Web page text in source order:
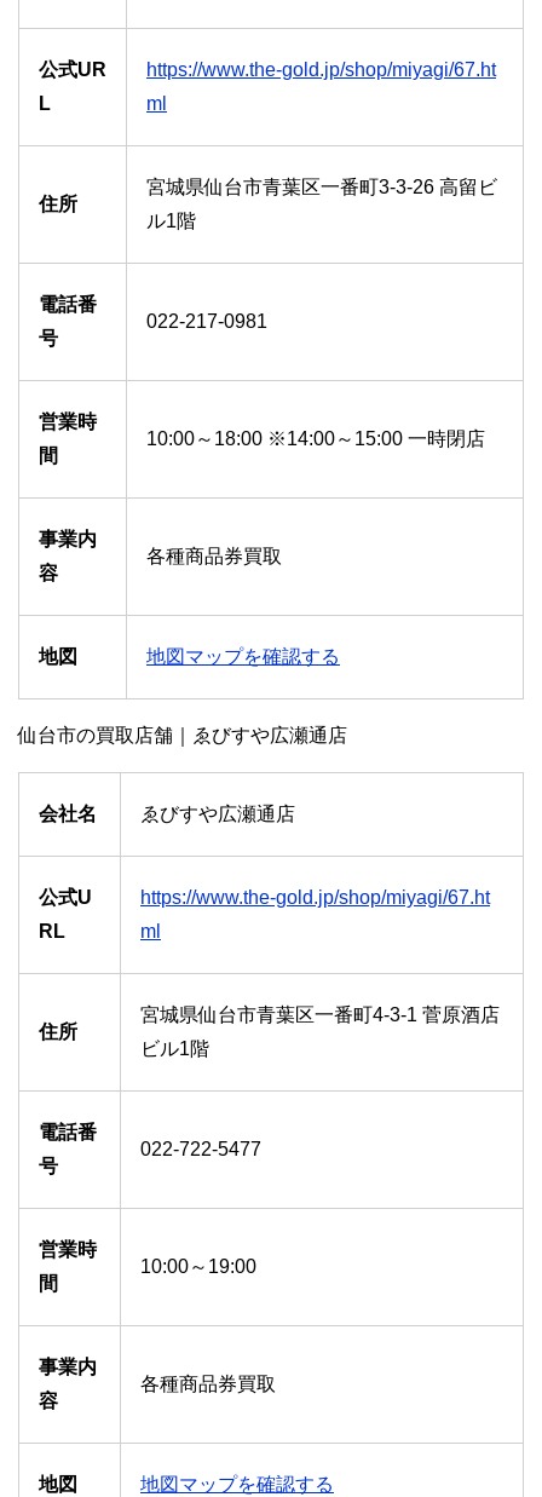
公式UR
L
https://www.the-gold.jp/shop/miyagi/67.ht
ml
住所
宮城県仙台市青葉区一番町3-3-26 高留ビ
ル1階
電話番
号
022-217-0981
営業時
間
10:00～18:00 ※14:00～15:00 一時閉店
事業内
容
各種商品券買取
地図 地図マップを確認する
仙台市の買取店舗｜ゑびすや広瀬通店
会社名 ゑびすや広瀬通店
公式U
RL
https://www.the-gold.jp/shop/miyagi/67.ht
ml
住所
宮城県仙台市青葉区一番町4-3-1 菅原酒店
ビル1階
電話番
号
022-722-5477
営業時
間
10:00～19:00
事業内
容
各種商品券買取
地図 地図マップを確認する